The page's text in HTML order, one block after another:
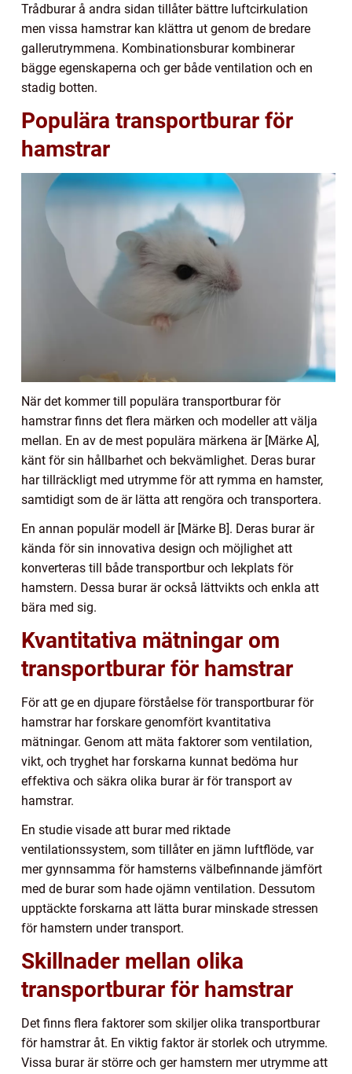
Trådburar å andra sidan tillåter bättre luftcirkulation
men vissa hamstrar kan klättra ut genom de bredare
gallerutrymmena. Kombinationsburar kombinerar
bägge egenskaperna och ger både ventilation och en
stadig botten.
Populära transportburar för
hamstrar
När det kommer till populära transportburar för
hamstrar finns det flera märken och modeller att välja
mellan. En av de mest populära märkena är [Märke A],
känt för sin hållbarhet och bekvämlighet. Deras burar
har tillräckligt med utrymme för att rymma en hamster,
samtidigt som de är lätta att rengöra och transportera.
En annan populär modell är [Märke B]. Deras burar är
kända för sin innovativa design och möjlighet att
konverteras till både transportbur och lekplats för
hamstern. Dessa burar är också lättvikts och enkla att
bära med sig.
Kvantitativa mätningar om
transportburar för hamstrar
För att ge en djupare förståelse för transportburar för
hamstrar har forskare genomfört kvantitativa
mätningar. Genom att mäta faktorer som ventilation,
vikt, och tryghet har forskarna kunnat bedöma hur
effektiva och säkra olika burar är för transport av
hamstrar.
En studie visade att burar med riktade
ventilationssystem, som tillåter en jämn luftflöde, var
mer gynnsamma för hamsterns välbefinnande jämfört
med de burar som hade ojämn ventilation. Dessutom
upptäckte forskarna att lätta burar minskade stressen
för hamstern under transport.
Skillnader mellan olika
transportburar för hamstrar
Det finns flera faktorer som skiljer olika transportburar
för hamstrar åt. En viktig faktor är storlek och utrymme.
Vissa burar är större och ger hamstern mer utrymme att